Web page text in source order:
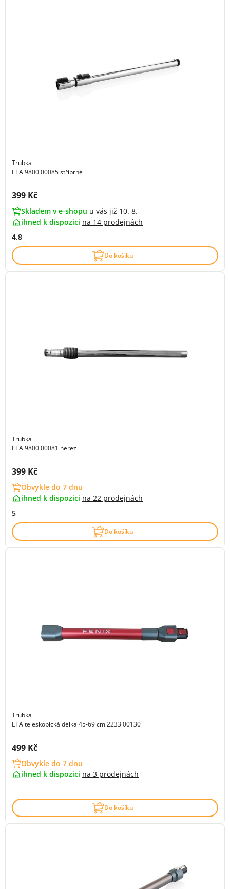
Trubka
ETA 9800 00085 stříbrné
Cena s DPH:
399 Kč
Skladem v e-shopu u vás již 10. 8.
ihned k dispozici na 14 prodejnách
4.8
Do košíku
Trubka
ETA 9800 00081 nerez
Cena s DPH:
399 Kč
Obvykle do 7 dnů
ihned k dispozici na 22 prodejnách
5
Do košíku
Trubka
ETA teleskopická délka 45-69 cm 2233 00130
Cena s DPH:
499 Kč
Obvykle do 7 dnů
ihned k dispozici na 3 prodejnách
Do košíku